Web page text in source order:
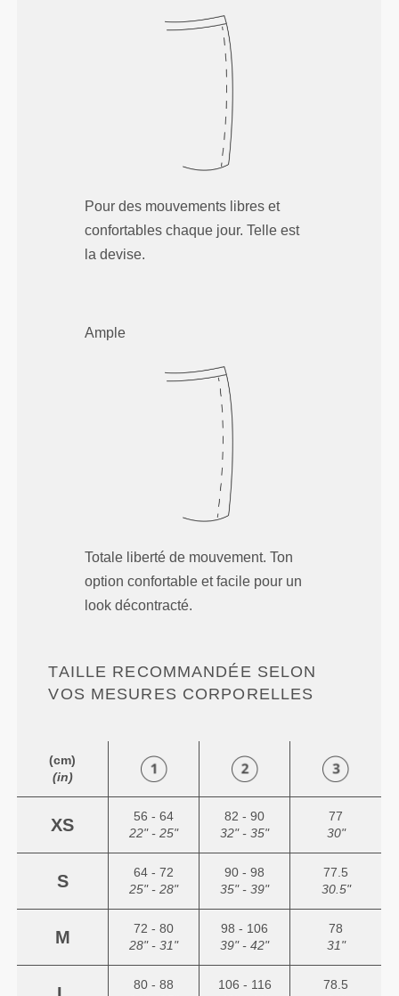
Pour des mouvements libres et
confortables chaque jour. Telle est
la devise.
Ample
Totale liberté de mouvement. Ton
option confortable et facile pour un
look décontracté.
TAILLE RECOMMANDÉE SELON
VOS MESURES CORPORELLES
(cm)
(in)
XS
56 - 64
22" - 25"
82 - 90
32" - 35"
77
30"
S
64 - 72
25" - 28"
90 - 98
35" - 39"
77.5
30.5"
M
72 - 80
28" - 31"
98 - 106
39" - 42"
78
31"
80 - 88
106 - 116
78.5